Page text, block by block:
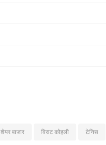
शेयर बाजार विराट कोहली टेनिस